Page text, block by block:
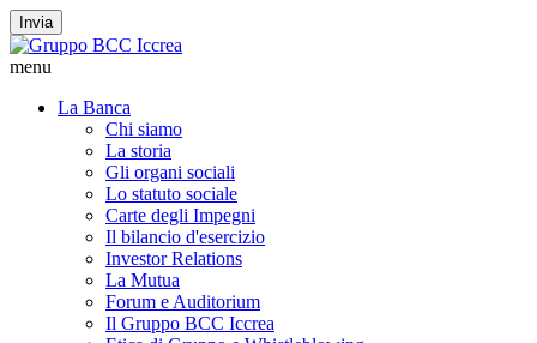
Invia
menu
La Banca
Chi siamo
La storia
Gli organi sociali
Lo statuto sociale
Carte degli Impegni
Il bilancio d'esercizio
Investor Relations
La Mutua
Forum e Auditorium
Il Gruppo BCC Iccrea